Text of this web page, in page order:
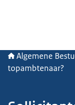
Algemene
topambtenaar?